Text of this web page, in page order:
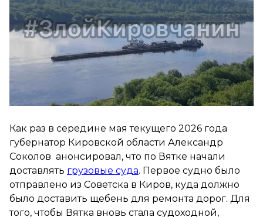
Как раз в середине мая текущего 2026 года
губернатор Кировской области Александр
Соколов анонсировал, что по Вятке начали
доставлять грузовые суда. Первое судно было
отправлено из Советска в Киров, куда должно
было доставить щебень для ремонта дорог. Для
того, чтобы Вятка вновь стала судоходной,